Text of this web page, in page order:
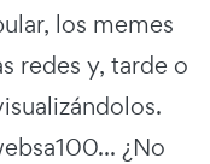
los memes
redes y, tarde o
¿No